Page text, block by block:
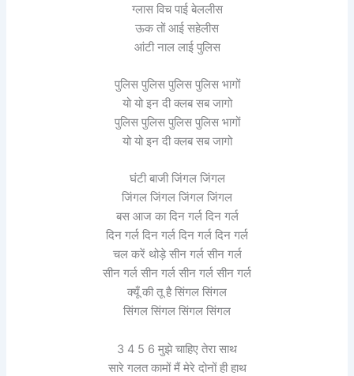
ग्लास विच पाई बेललीस
ऊक तों आई सहेलीस
आंटी नाल लाई पुलिस
पुलिस पुलिस पुलिस पुलिस भागों
यो यो इन दी क्लब सब जागो
पुलिस पुलिस पुलिस पुलिस भागों
यो यो इन दी क्लब सब जागो
घंटी बाजी जिंगल जिंगल
जिंगल जिंगल जिंगल जिंगल
बस आज का दिन गर्ल दिन गर्ल
दिन गर्ल दिन गर्ल दिन गर्ल दिन गर्ल
चल करें थोड़े सीन गर्ल सीन गर्ल
सीन गर्ल सीन गर्ल सीन गर्ल सीन गर्ल
क्यूँ की तू है सिंगल सिंगल
सिंगल सिंगल सिंगल सिंगल
3 4 5 6 मुझे चाहिए तेरा साथ
सारे गलत कामों मैं मेरे दोनों ही हाथ